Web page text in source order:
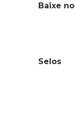
Baixe
Selos